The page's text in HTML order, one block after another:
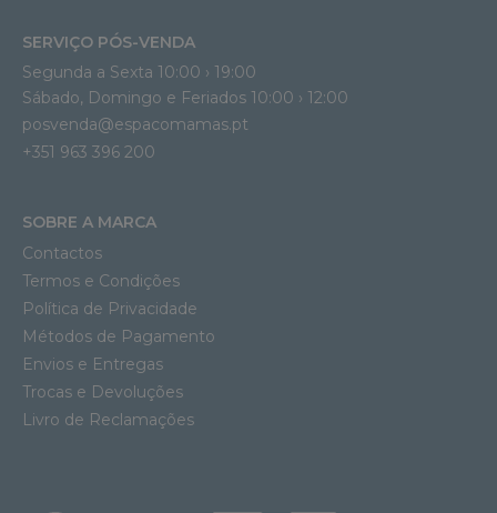
SERVIÇO PÓS-VENDA
Segunda a Sexta 10:00 › 19:00
Sábado, Domingo e Feriados 10:00 › 12:00
posvenda@espacomamas.pt
+351 963 396 200
SOBRE A MARCA
Contactos
Termos e Condições
Política de Privacidade
Métodos de Pagamento
Envios e Entregas
Trocas e Devoluções
Livro de Reclamações